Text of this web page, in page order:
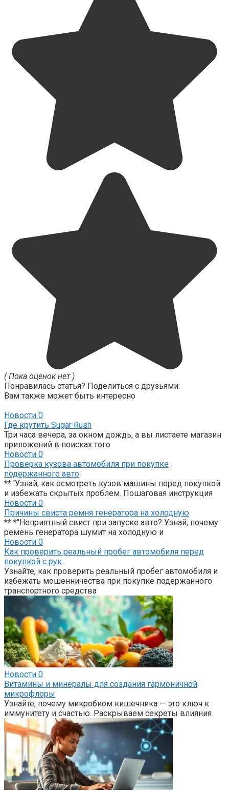
( Пока оценок нет )
Понравилась статья? Поделиться с друзьями:
Вам также может быть интересно
Новости 0
Где крутить Sugar Rush
Три часа вечера, за окном дождь, а вы листаете магазин
приложений в поисках того
Новости 0
Проверка кузова автомобиля при покупке
подержанного авто
** 'Узнай, как осмотреть кузов машины перед покупкой
и избежать скрытых проблем. Пошаговая инструкция
Новости 0
Причины свиста ремня генератора на холодную
** *"Неприятный свист при запуске авто? Узнай, почему
ремень генератора шумит на холодную и
Новости 0
Как проверить реальный пробег автомобиля перед
покупкой с рук
Узнайте, как проверить реальный пробег автомобиля и
избежать мошенничества при покупке подержанного
транспортного средства
Новости 0
Витамины и минералы для создания гармоничной
микрофлоры
Узнайте, почему микробиом кишечника — это ключ к
иммунитету и счастью. Раскрываем секреты влияния